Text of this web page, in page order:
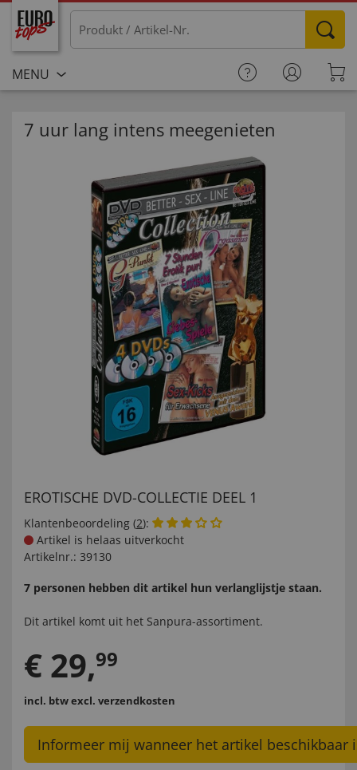
MENU
7 uur lang intens meegenieten
EROTISCHE DVD-COLLECTIE DEEL 1
Klantenbeoordeling (2):
Artikel is helaas uitverkocht
Artikelnr.: 39130
7 personen hebben dit artikel hun verlanglijstje staan.
Dit artikel komt uit het Sanpura-assortiment.
€ 29,99
incl. btwexcl. verzendkosten
Informeer mij wanneer het artikel beschikbaar